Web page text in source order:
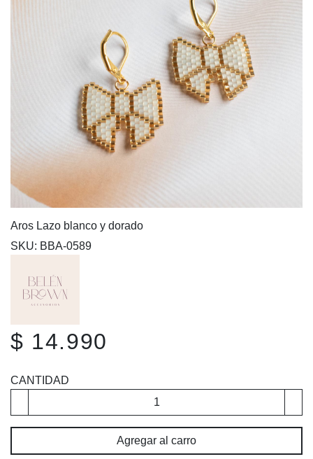
Aros Lazo blanco y dorado
SKU: BBA-0589
$ 14.990
CANTIDAD
Agregar al carro